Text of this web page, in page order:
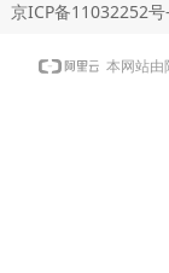
京ICP备11032252
本网站由